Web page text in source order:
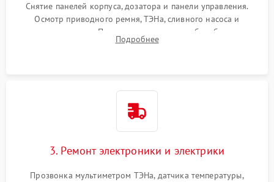
Снятие панелей корпуса, дозатора и панели управления.
Осмотр приводного ремня, ТЭНа, сливного насоса и
амортизаторов. Проверка подшипников барабана и
крестовины на износ, а манжеты люка на разрывы.
Подробнее
3. Ремонт электроники и электрики
Прозвонка мультиметром ТЭНа, датчика температуры,